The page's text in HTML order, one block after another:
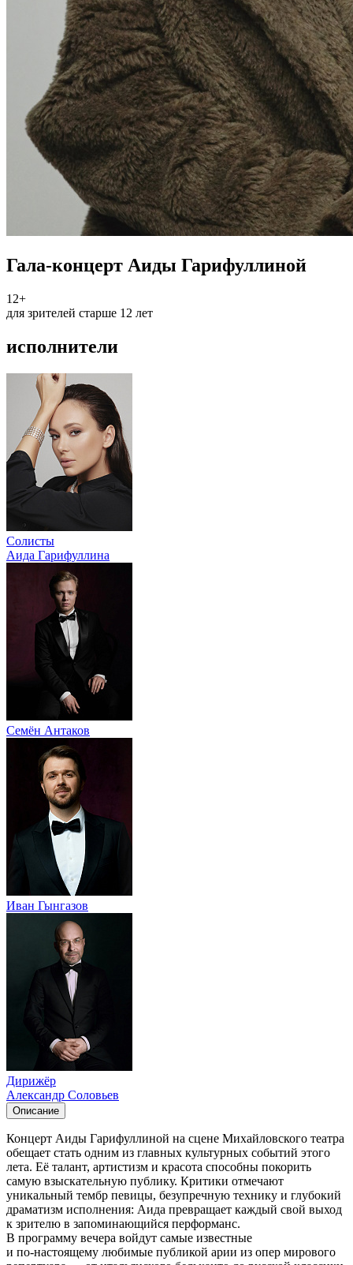
Гала-концерт Аиды Гарифуллиной
12+
для зрителей старше 12 лет
исполнители
Солисты
Аида Гарифуллина
Семён Антаков
Иван Гынгазов
Дирижёр
Александр Соловьев
Описание
Концерт Аиды Гарифуллиной на сцене Михайловского театра
обещает стать одним из главных культурных событий этого
лета. Её талант, артистизм и красота способны покорить
самую взыскательную публику. Критики отмечают
уникальный тембр певицы, безупречную технику и глубокий
драматизм исполнения: Аида превращает каждый свой выход
к зрителю в запоминающийся перформанс.
В программу вечера войдут самые известные
и по‑настоящему любимые публикой арии из опер мирового